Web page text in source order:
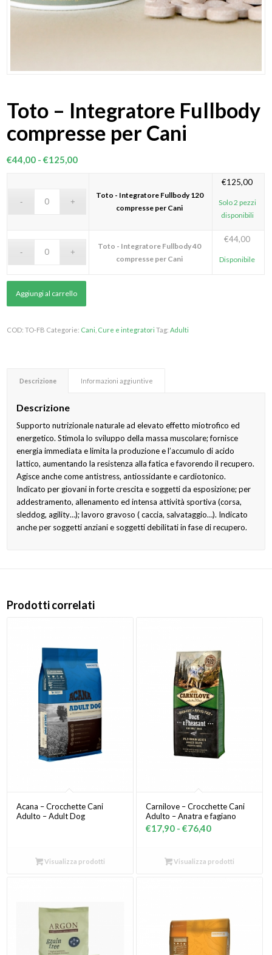
Toto – Integratore Fullbody
compresse per Cani
€44,00 - €125,00Fascia
€125,00
Toto - Integratore Fullbody 120
compresse per Cani
€125,00
Solo 2 pezzi
disponibili
Toto - Integratore Fullbody 40
compresse per Cani
€44,00
Disponibile
Aggiungi al carrello
COD:TO-FB Categorie: Cani Cure e integratori Tag:Adulti
Descrizione Informazioni aggiuntive
Descrizione
Supporto nutrizionale naturale ad elevato effetto miotrofico ed
energetico. Stimola lo sviluppo della massa muscolare; fornisce
energia immediata e limita la produzione e l’accumulo di acido
lattico, aumentando la resistenza alla fatica e favorendo il recupero.
Agisce anche come antistress, antiossidante e cardiotonico.
Indicato per giovani in forte crescita e soggetti da esposizione; per
addestramento, allenamento ed intensa attività sportiva (corsa,
sleddog, agility…); lavoro gravoso ( caccia, salvataggio…). Indicato
anche per soggetti anziani e soggetti debilitati in fase di recupero.
Prodotti correlati
Acana – Crocchette Cani
Adulto – Adult Dog
Visualizza prodotti
Carnilove – Crocchette Cani
Adulto – Anatra e fagiano
€17,90 - €76,40Fascia
prezzo:
Visualizza prodotti